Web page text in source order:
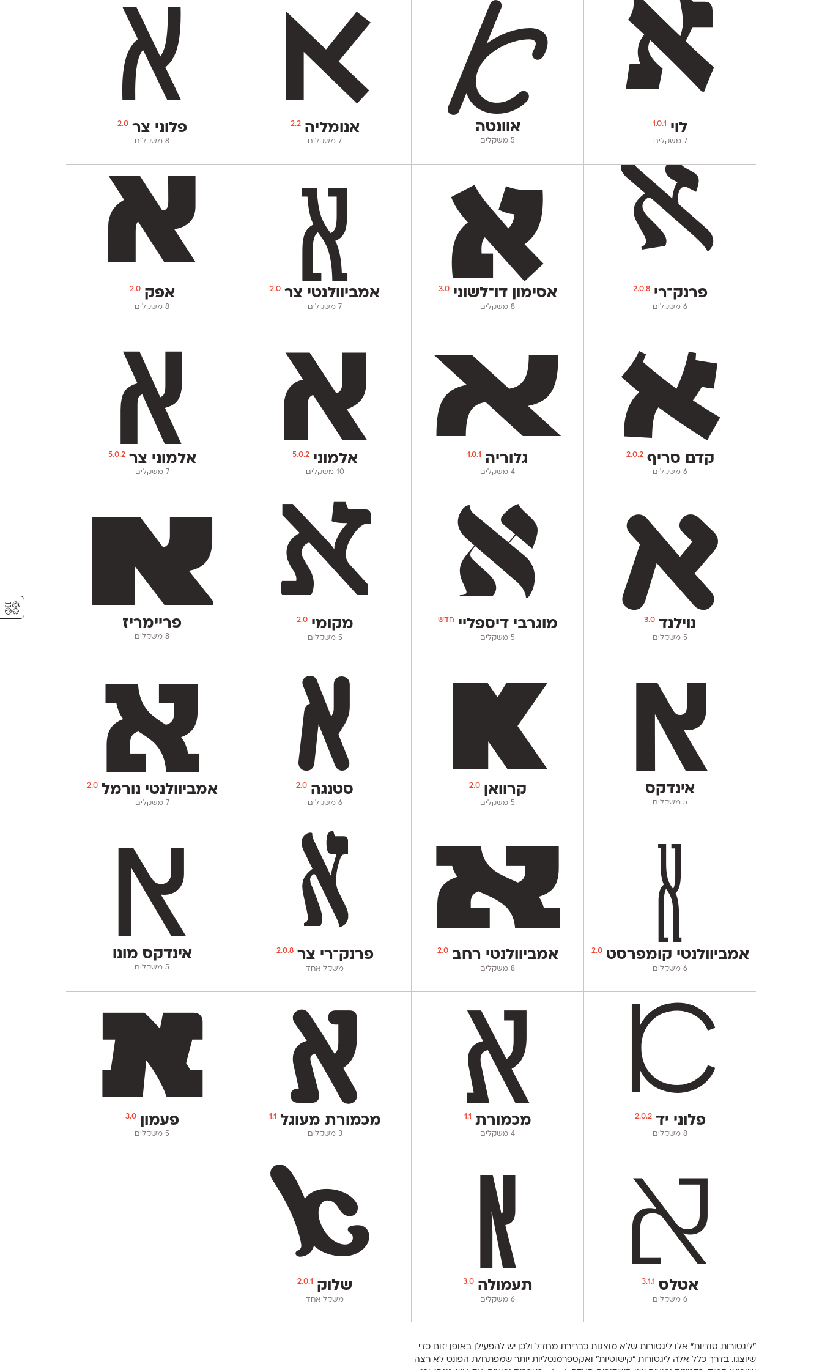
לוי 1.0.1
‫7 משקלים
אוונטה
‫5 משקלים
אנומליה2.2
‫7 משקלים
פלוני צר2.0
‫8 משקלים
פרנק־רי2.0.8
‫6 משקלים
אסימון דו־לשוני3.0
‫8 משקלים
אמביוולנטי צר 2.0
‫7 משקלים
אפק2.0
‫8 משקלים
קדם סריף2.0.2
‫6 משקלים
גלוריה 1.0.1
‫4 משקלים
אלמוני5.0.2
‫10 משקלים
אלמוני צר5.0.2
‫7 משקלים
נוילנד 3.0
‫5 משקלים
מוגרבי דיספליי חדש
‫5 משקלים
מקומי2.0
‫5 משקלים
פריימריז
‫8 משקלים
אינדקס
‫5 משקלים
קרוואן2.0
‫5 משקלים
סטנגה 2.0
‫6 משקלים
אמביוולנטי נורמל2.0
‫7 משקלים
אמביוולנטי קומפרסט2.0
‫6 משקלים
אמביוולנטי רחב2.0
‫8 משקלים
פרנק־רי צר2.0.8
משקל אחד
אינדקס מונו
‫5 משקלים
פלוני יד2.0.2
‫8 משקלים
מכמורת 1.1
‫4 משקלים
מכמורת מעוגל 1.1
‫3 משקלים
פעמון3.0
‫5 משקלים
אטלס 3.1.1
‫6 משקלים
תעמולה3.0
‫6 משקלים
שלוק 2.0.1
משקל אחד
"ליגטורות סודיות" אלו ליגטורות שלא מוצגות כברירת מחדל ולכן יש להפעילן באופן יזום כדי
שיוצגו. בדרך כלל אלה ליגטורות "קישוטיות" ואקספרמנטליות יותר שמפתח/ת הפונט לא רצה
⚥︎